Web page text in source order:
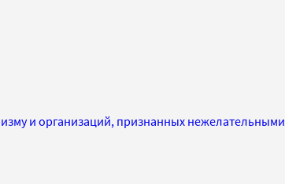
и организаций, признанных нежелательными